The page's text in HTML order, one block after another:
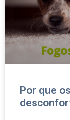
Por que